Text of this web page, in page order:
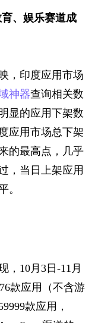
、娱乐赛道成
，印度应用市场
神器查询相关数
显的应用下架数
应用市场总下架
的最高点，几乎
，当日上架应用
。
，10月3日-11月
款应用（不含游
款应用，